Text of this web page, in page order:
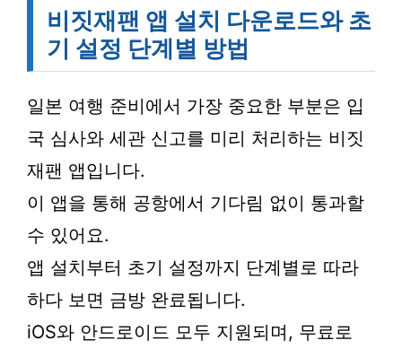
비짓재팬 앱 설치 다운로드와 초
기 설정 단계별 방법
일본 여행 준비에서 가장 중요한 부분은 입
국 심사와 세관 신고를 미리 처리하는 비짓
재팬 앱입니다.
이 앱을 통해 공항에서 기다림 없이 통과할
수 있어요.
앱 설치부터 초기 설정까지 단계별로 따라
하다 보면 금방 완료됩니다.
iOS와 안드로이드 모두 지원되며, 무료로